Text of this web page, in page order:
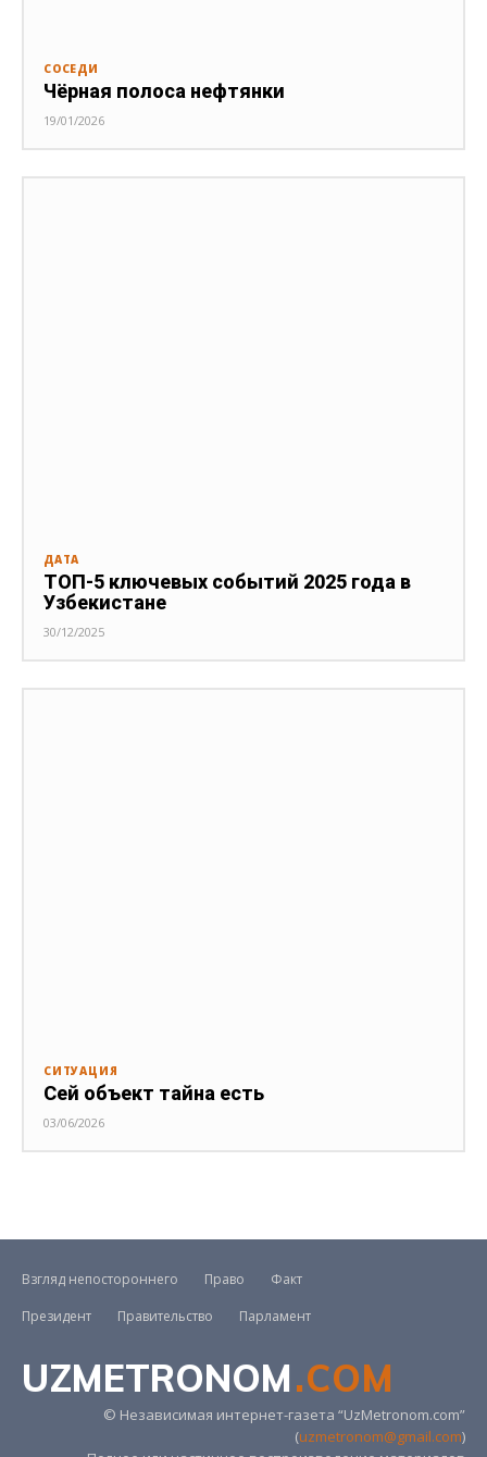
СОСЕДИ
Чёрная полоса нефтянки
19/01/2026
ДАТА
ТОП-5 ключевых событий 2025 года в
Узбекистане
30/12/2025
СИТУАЦИЯ
Сей объект тайна есть
03/06/2026
Взгляд непостороннего Право
Факт
Президент
Правительство Парламент
UZMETRONOM.COM
© Независимая интернет-газета “UzMetronom.com”
(uzmetronom@gmail.com)